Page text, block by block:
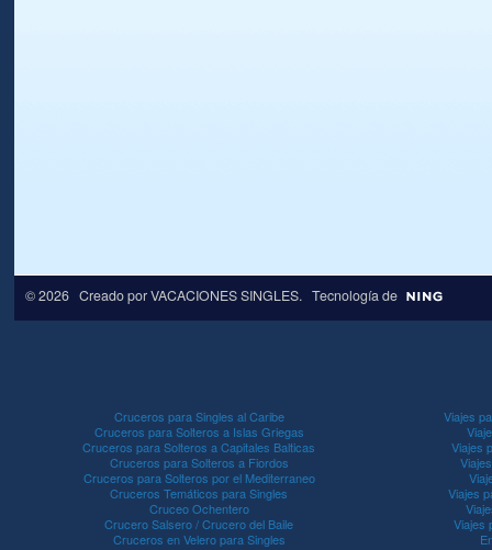
© 2026 Creado porVACACIONES SINGLES. Tecnología de
Cruceros para Singles al Caribe
Cruceros para Solteros a Islas Griegas
Cruceros para Solteros a Capitales Balticas
Cruceros para Solteros a Fiordos
Cruceros para Solteros por el Mediterraneo
Cruceros Temáticos para Singles
Cruceo Ochentero
Crucero Salsero / Crucero del Baile
Cruceros en Velero para Singles
Viajes
Viajes
Viajes
Viajes